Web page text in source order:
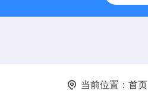
当前位置： 首页